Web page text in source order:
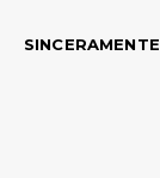
SINCERAMENTE